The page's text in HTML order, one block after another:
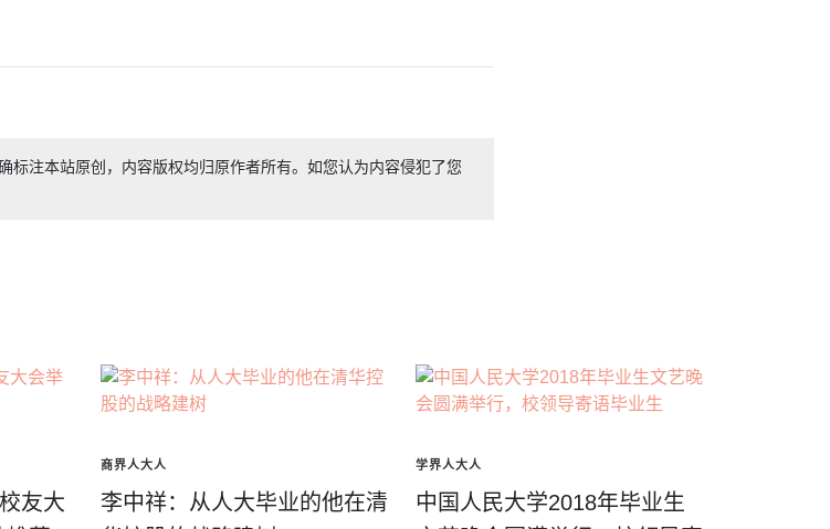
标注本站原创，内容版权均归原作者所有。如您认为内容侵犯了您
友大
商界人大人
李中祥：从人大毕业的他在清
学界人大人
中国人民大学2018年毕业生